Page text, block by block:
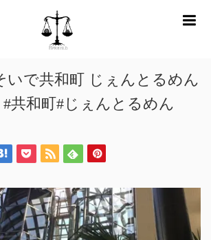
とまりん館そいで共和町 じぇんとるめん#とまりん
いで共和町 じぇんとるめん
共和町#じぇんとるめん